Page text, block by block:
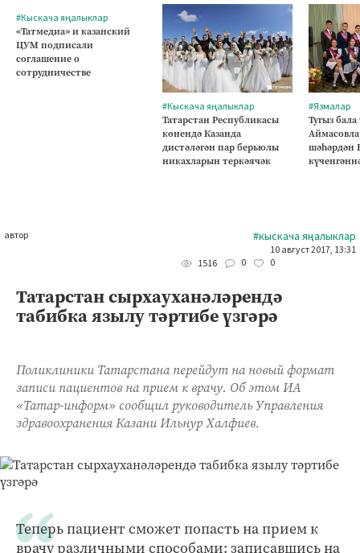
#Кыскача яңалыклар
«Татмедиа» и казанский
ЦУМ подписали
соглашение о
сотрудничестве
#Кыскача яңалыклар
Татарстан Республикасы
көнендә Казанда
дистәләгән пар берьюлы
никахларын теркәячәк
#Язмалар
Тугыз бала
шәһәрдән
автор #кыскача яңалыклар
10 август 2017, 13:31
1516
0 0
Татарстан сырхауханәләрендә
табибка язылу тәртибе үзгәрә
Поликлиники Татарстана перейдут на новый формат
записи пациентов на прием к врачу. Об этом ИА
«Татар-информ» сообщил руководитель Управления
здравоохранения Казани Ильнур Халфиев.
Теперь пациент сможет попасть на прием к
врачу различными способами: записавшись на